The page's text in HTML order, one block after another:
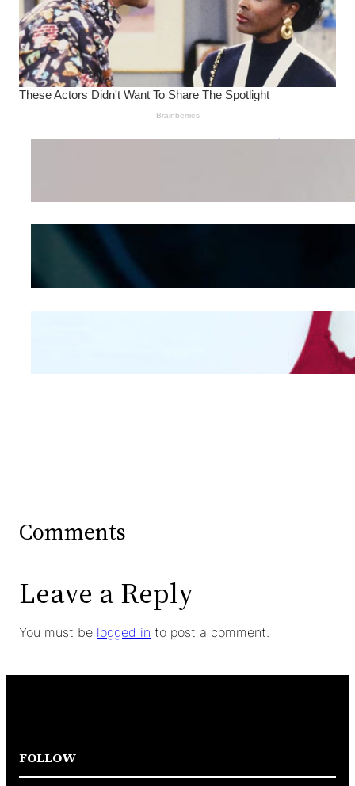
Wanita Pamer Pakaian
Kepribadian
Mengintip Kepribadian
Wanita Dari Warna Bra
Comments
Leave a Reply
You must be logged in to post a comment.
FOLLOW